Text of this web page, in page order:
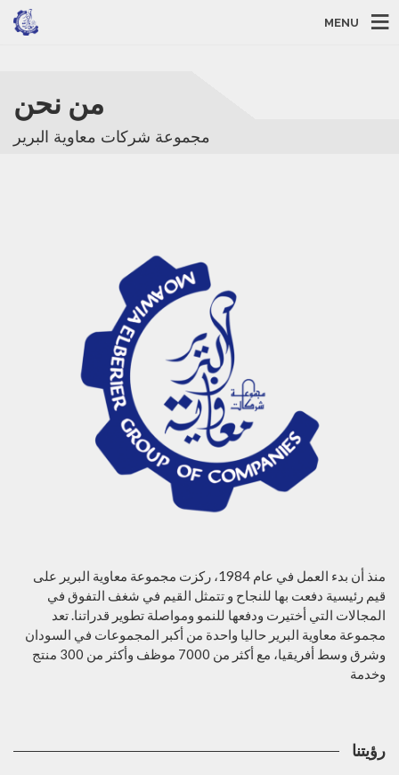
MENU
من نحن
مجموعة شركات معاوية البرير
منذ أن بدء العمل في عام 1984، ركزت مجموعة معاوية البرير على
قيم رئيسية دفعت بها للنجاح و تتمثل القيم في شغف التفوق في
المجالات التي أختيرت ودفعها للنمو ومواصلة تطوير قدراتنا. تعد
مجموعة معاوية البرير حاليا واحدة من أكبر المجموعات في السودان
وشرق وسط أفريقيا، مع أكثر من 7000 موظف وأكثر من 300 منتج
وخدمة
رؤيتنا